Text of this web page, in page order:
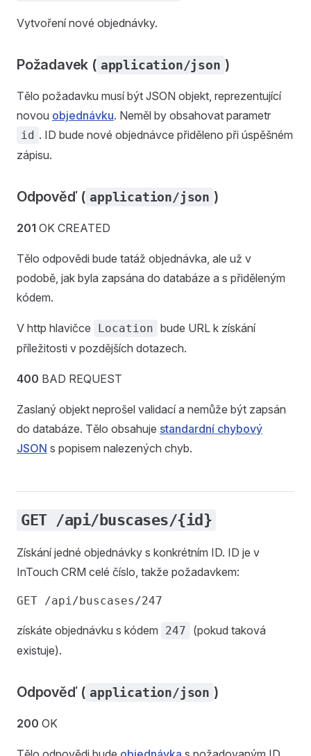
Vytvoření nové objednávky.
Požadavek ( application/json )
Tělo požadavku musí být JSON objekt, reprezentující
novou objednávku. Neměl by obsahovat parametr
id . ID bude nové objednávce přiděleno při úspěšném
zápisu.
Odpověď ( application/json )
201 OK CREATED
Tělo odpovědi bude tatáž objednávka, ale už v
podobě, jak byla zapsána do databáze a s přiděleným
kódem.
V http hlavičce Location bude URL k získání
příležitosti v pozdějších dotazech.
400 BAD REQUEST
Zaslaný objekt neprošel validací a nemůže být zapsán
do databáze. Tělo obsahuje standardní chybový
JSON s popisem nalezených chyb.
GET /api/buscases/{id}
Získání jedné objednávky s konkrétním ID. ID je v
InTouch CRM celé číslo, takže požadavkem:
získáte objednávku s kódem 247
(pokud taková
existuje).
Odpověď ( application/json )
200 OK